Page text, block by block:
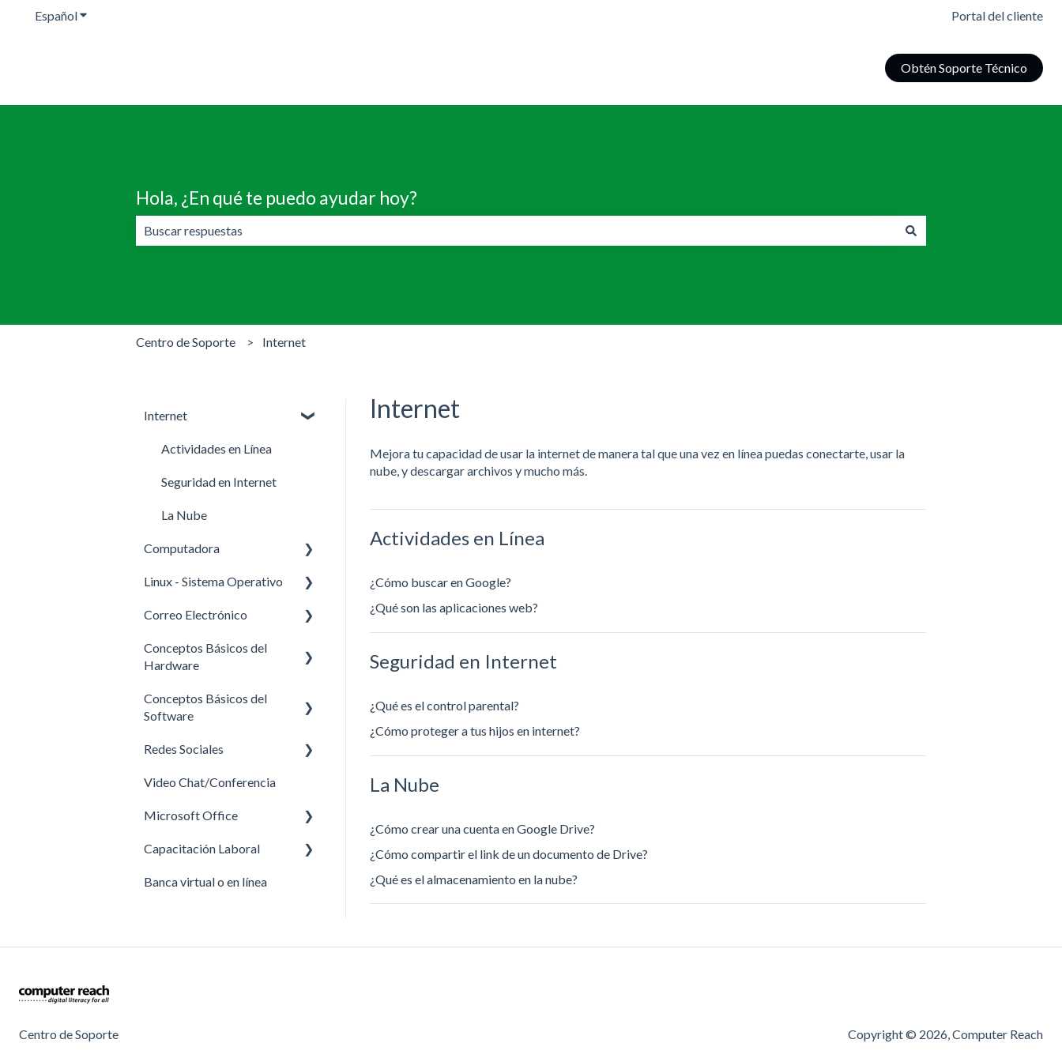
EspañolTraducciones de Mostrar submenú de Portal del cliente
Obtén Soporte Técnico
Hola, ¿En qué te puedo ayudar hoy?
Centro de Soporte Internet
Internet
Mejora tu capacidad de usar la internet de manera tal que una vez en línea puedas conectarte, usar la
nube, y descargar archivos y mucho más.
Actividades en Línea
¿Cómo buscar en Google?
¿Qué son las aplicaciones web?
Seguridad en Internet
¿Qué es el control parental?
¿Cómo proteger a tus hijos en internet?
La Nube
¿Cómo crear una cuenta en Google Drive?
¿Cómo compartir el link de un documento de Drive?
¿Qué es el almacenamiento en la nube?
Internet
Actividades en Línea
Seguridad en Internet
La Nube
Computadora
Informática Básica
Manejo Básico de la
Linux - Sistema Operativo
Linux Xubuntu
Modificando Contraseñas y
Añadiendo Usuarios en
Correo Electrónico
GMail
Conceptos Básicos del
Hardware
Hardware
Conceptos Básicos del
Software
Tutoriales en video
Sistema Operativo
Redes Sociales
Redes Sociales
Whatsapp
Video Chat/Conferencia
Microsoft Office
PowerPoint
Capacitación Laboral
currículum
Banca virtual o en línea
Centro de Soporte Copyright © 2026, Computer Reach